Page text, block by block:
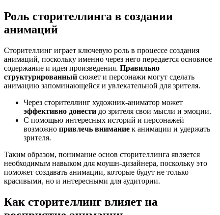
Роль сторителлинга в создании
анимаций
Сторителлинг играет ключевую роль в процессе создания
анимаций, поскольку именно через него передается основное
содержание и идея произведения. Правильно
структурированный сюжет и персонажи могут сделать
анимацию запоминающейся и увлекательной для зрителя.
Через сторителлинг художник-аниматор может
эффективно донести до зрителя свои мысли и эмоции.
С помощью интересных историй и персонажей
возможно привлечь внимание к анимации и удержать
зрителя.
Таким образом, понимание основ сторителлинга является
необходимым навыком для моушн-дизайнера, поскольку это
поможет создавать анимации, которые будут не только
красивыми, но и интересными для аудитории.
Как сторителлинг влияет на